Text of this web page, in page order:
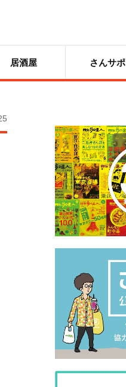
居酒屋 さんサポ